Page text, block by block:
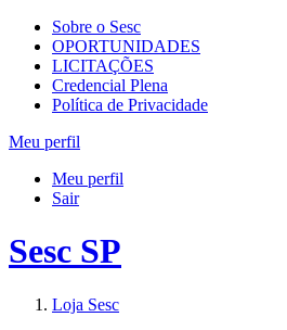
Sobre o Sesc
OPORTUNIDADES
LICITAÇÕES
Credencial Plena
Política de Privacidade
Meu perfil
Meu perfil
Sair
Sesc SP
Loja Sesc